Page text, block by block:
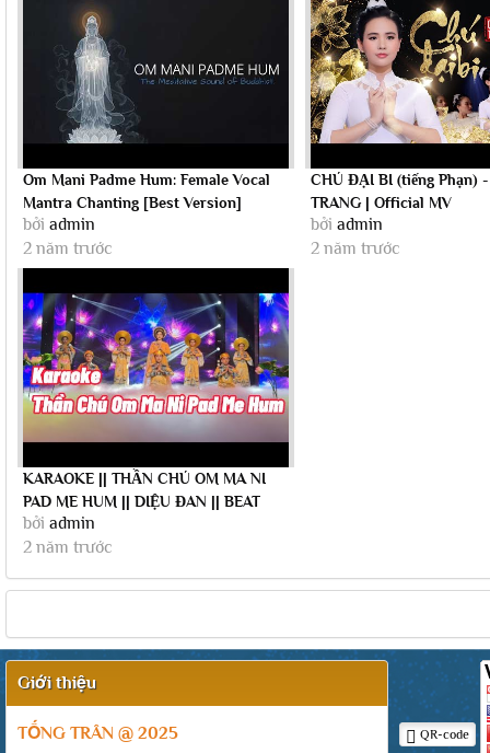
Om Mani Padme Hum: Female Vocal
Mantra Chanting [Best Version]
bởi admin
2 năm trước
CHÚ ĐẠI BI (tiếng Phạn)
TRANG | Official MV
bởi admin
2 năm trước
KARAOKE || THẦN CHÚ OM MA NI
PAD ME HUM || DIỆU ĐAN || BEAT
GỐC CÓ BÈ
bởi admin
2 năm trước
Giới thiệu
TỐNG TRÂN @ 2025
QR-code